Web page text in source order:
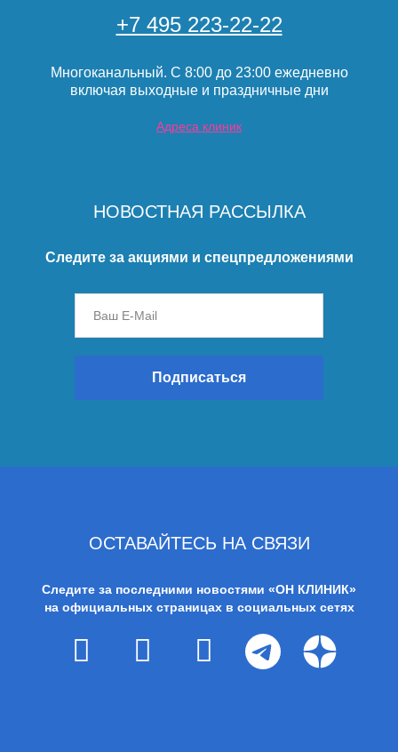
+7 495 223-22-22
Многоканальный. С 8:00 до 23:00 ежедневно
включая выходные и праздничные дни
Адреса клиник
НОВОСТНАЯ РАССЫЛКА
Следите за акциями и спецпредложениями
Подписаться
ОСТАВАЙТЕСЬ НА СВЯЗИ
Следите за последними новостями «ОН КЛИНИК»
на официальных страницах в социальных сетях